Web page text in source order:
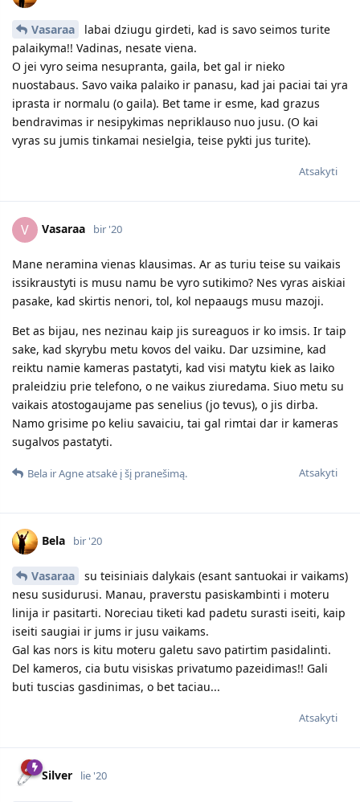
Vasaraa
labai dziugu girdeti, kad is savo seimos turite
palaikyma!! Vadinas, nesate viena.
O jei vyro seima nesupranta, gaila, bet gal ir nieko
nuostabaus. Savo vaika palaiko ir panasu, kad jai paciai tai yra
iprasta ir normalu (o gaila). Bet tame ir esme, kad grazus
bendravimas ir nesipykimas nepriklauso nuo jusu. (O kai
vyras su jumis tinkamai nesielgia, teise pykti jus turite).
Atsakyti
V Vasaraa bir '20
Mane neramina vienas klausimas. Ar as turiu teise su vaikais
issikraustyti is musu namu be vyro sutikimo? Nes vyras aiskiai
pasake, kad skirtis nenori, tol, kol nepaaugs musu mazoji.
Bet as bijau, nes nezinau kaip jis sureaguos ir ko imsis. Ir taip
sake, kad skyrybu metu kovos del vaiku. Dar uzsimine, kad
reiktu namie kameras pastatyti, kad visi matytu kiek as laiko
praleidziu prie telefono, o ne vaikus ziuredama. Siuo metu su
vaikais atostogaujame pas senelius (jo tevus), o jis dirba.
Namo grisime po keliu savaiciu, tai gal rimtai dar ir kameras
sugalvos pastatyti.
Atsakyti
Bela irAgneatsakė į šį pranešimą.
Bela bir '20
Vasaraa
su teisiniais dalykais (esant santuokai ir vaikams)
nesu susidurusi. Manau, praverstu pasiskambinti i moteru
linija ir pasitarti. Noreciau tiketi kad padetu surasti iseiti, kaip
iseiti saugiai ir jums ir jusu vaikams.
Gal kas nors is kitu moteru galetu savo patirtim pasidalinti.
Del kameros, cia butu visiskas privatumo pazeidimas!! Gali
buti tuscias gasdinimas, o bet taciau...
Atsakyti
Silver lie '20